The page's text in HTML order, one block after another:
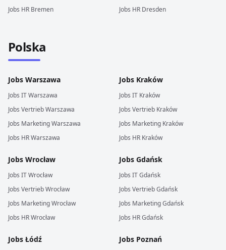
Jobs HR Bremen
Jobs HR Dresden
Polska
Jobs Warszawa
Jobs ITWarszawa
Jobs VertriebWarszawa
Jobs MarketingWarszawa
Jobs HRWarszawa
Jobs Kraków
Jobs IT Kraków
Jobs Vertrieb Kraków
Jobs Marketing Kraków
Jobs HR Kraków
Jobs Wrocław
Jobs ITWrocław
Jobs VertriebWrocław
Jobs MarketingWrocław
Jobs HRWrocław
Jobs Gdańsk
Jobs ITGdańsk
Jobs VertriebGdańsk
Jobs MarketingGdańsk
Jobs HRGdańsk
Jobs Łódź Jobs Poznań